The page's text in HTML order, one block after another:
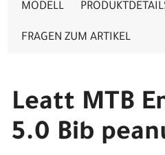
MODELL
FRAGEN ZUM ARTIKEL
Leatt MTB
5.0 Bib